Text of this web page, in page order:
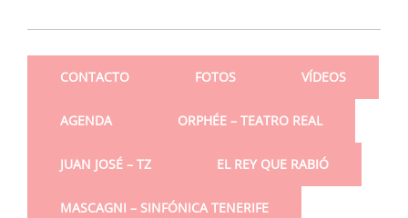
CONTACTO FOTOS VÍDEOS
AGENDA ORPHÉE – TEATRO REAL
JUAN JOSÉ – TZ EL REY QUE RABIÓ
MASCAGNI – SINFÓNICA TENERIFE